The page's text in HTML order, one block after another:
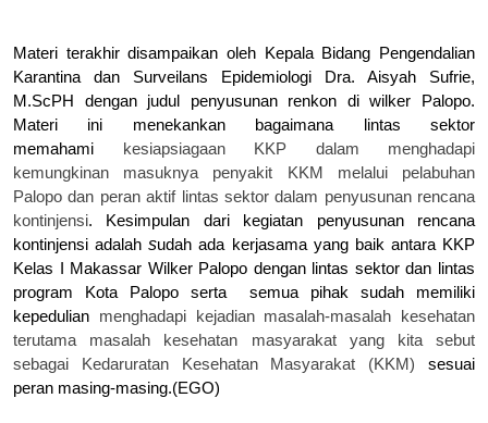
Materi terakhir disampaikan oleh Kepala Bidang Pengendalian
Karantina dan Surveilans Epidemiologi Dra. Aisyah Sufrie,
M.ScPH dengan judul penyusunan renkon diwilker
Palopo.
Materi ini menekankan bagaimana lintas sektor
memahami kesiapsiagaan KKP dalam menghadapi
kemungkinan masuknya penyakit KKM melalui pelabuhan
Palopo dan peran aktif lintas sektordalam penyusunan rencana
kontinjensi. Kesimpulan dari kegiatan penyusunan rencana
kontinjensiadalah sudah ada kerjasama yang baik antara KKP
Kelas I Makassar Wilker Palopo dengan lintas sektor dan lintas
program Kota Palopo serta semua pihak sudah memiliki
kepedulian menghadapi kejadian masalah-masalah kesehatan
terutama masalah kesehatan masyarakat yang kita sebut
sebagai Kedaruratan Kesehatan Masyarakat (KKM)
sesuai
peran masing-masing.(EGO)